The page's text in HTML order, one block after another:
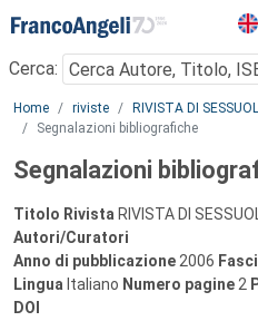
Menu
Cerca:
Main content
Home riviste RIVISTA DI
Segnalazioni bibliografiche
Segnalazioni
Titolo Rivista RIVISTA DI
Autori/Curatori
Anno di pubblicazione 2006
Lingua Italiano Numero pagine 2
DOI